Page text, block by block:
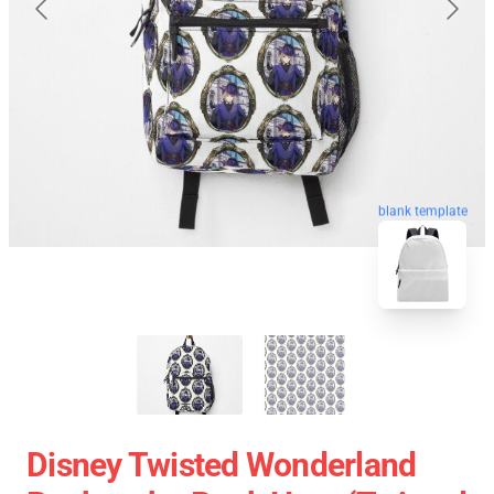
blank template
Disney Twisted Wonderland